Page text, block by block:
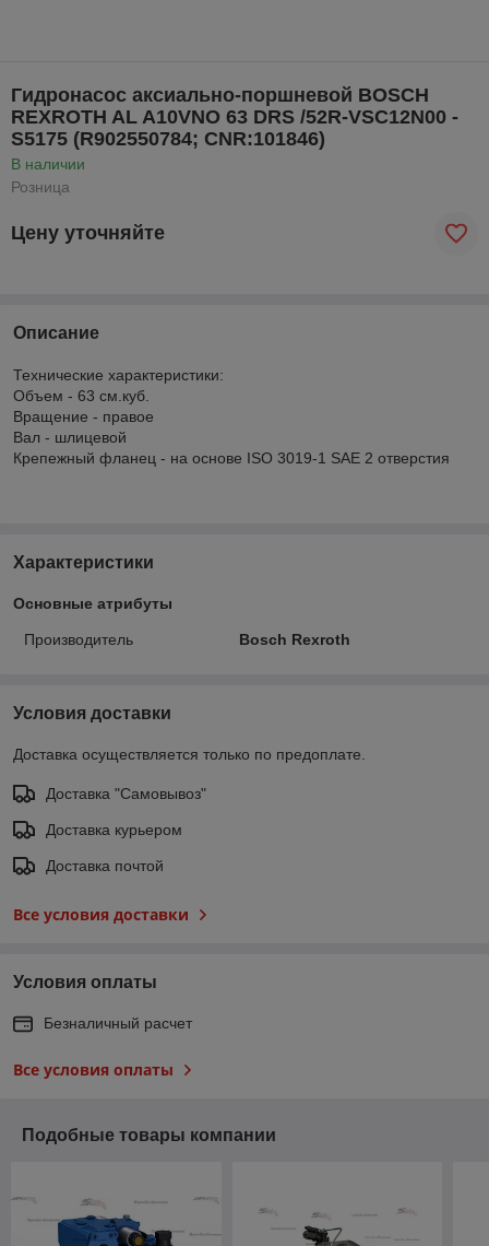
Гидронасос аксиально-поршневой BOSCH
REXROTH AL A10VNO 63 DRS /52R-VSC12N00 -
S5175 (R902550784; CNR:101846)
В наличии
Розница
Цену уточняйте
Описание
Технические характеристики:
Объем - 63 см.куб.
Вращение - правое
Вал - шлицевой
Крепежный фланец - на основе ISO 3019-1 SAE 2 отверстия
Характеристики
Основные атрибуты
Производитель Bosch Rexroth
Условия доставки
Доставка осуществляется только по предоплате.
Доставка "Самовывоз"
Доставка курьером
Доставка почтой
Все условия доставки
Условия оплаты
Безналичный расчет
Все условия оплаты
Подобные товары компании